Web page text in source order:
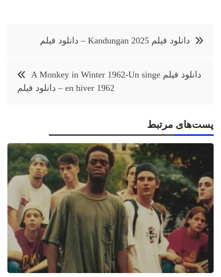
راهبریدانلود فیلم Kandungan 2025 – دانلود فیلم
دانلود فیلم A Monkey in Winter 1962-Un singe
en hiver 1962 – دانلود فیلم
پست‌های مرتبط